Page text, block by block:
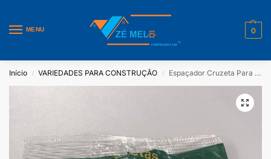
MENU 0
Início / VARIEDADES PARA CONSTRUÇÃO / Espaçador Cruzeta Para Revestimentos 4 mm 100 Uni Multicerto